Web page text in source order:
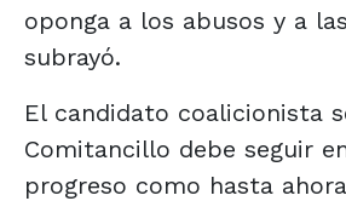
oponga a los abusos y a
subrayó.
El candidato coalicionista
Comitancillo debe seguir
progreso como hasta